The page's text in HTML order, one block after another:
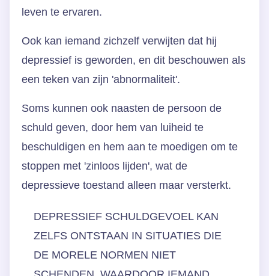
leven te ervaren.
Ook kan iemand zichzelf verwijten dat hij
depressief is geworden, en dit beschouwen als
een teken van zijn 'abnormaliteit'.
Soms kunnen ook naasten de persoon de
schuld geven, door hem van luiheid te
beschuldigen en hem aan te moedigen om te
stoppen met 'zinloos lijden', wat de
depressieve toestand alleen maar versterkt.
DEPRESSIEF SCHULDGEVOEL KAN
ZELFS ONTSTAAN IN SITUATIES DIE
DE MORELE NORMEN NIET